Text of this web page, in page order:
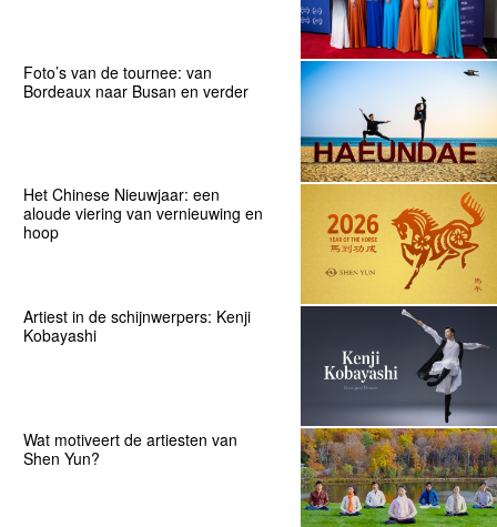
Foto’s van de tournee: van
Bordeaux naar Busan en verder
Het Chinese Nieuwjaar: een
aloude viering van vernieuwing en
hoop
Artiest in de schijnwerpers: Kenji
Kobayashi
Wat motiveert de artiesten van
Shen Yun?